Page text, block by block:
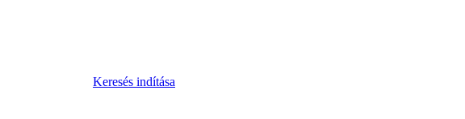
Keresés indítása